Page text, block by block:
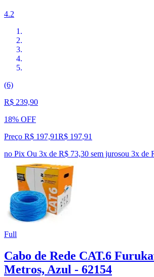
4.2
(6)
R$ 239,90
18% OFF
Preço R$ 197,91R$ 197,91
no Pix Ou 3x de R$ 73,30 sem jurosou 3x de
Full
Cabo de Rede CAT.6
Metros, Azul - 62154